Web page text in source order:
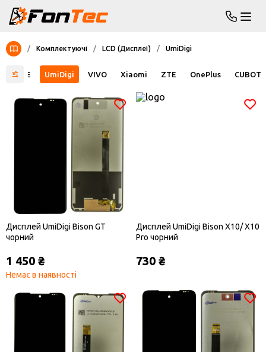
UmiDigi VIVO Xiaomi ZTE OnePlus CUBOT
/ Комплектуючі / LCD (Дисплеї) / UmiDigi
Дисплей UmiDigi Bison GT
чорний
1 450 ₴
Немає в наявності
Дисплей UmiDigi Bison X10/ X10
Pro чорний
730 ₴